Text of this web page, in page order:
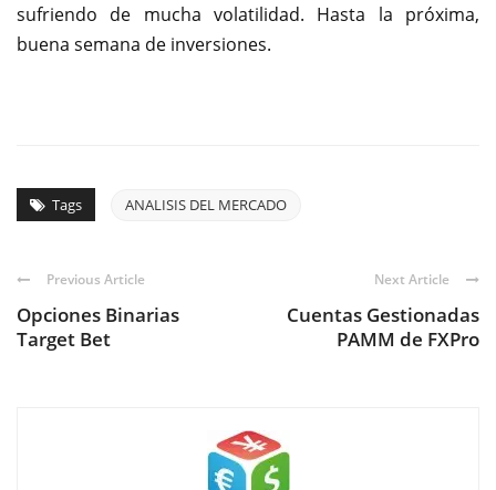
sufriendo de mucha volatilidad. Hasta la próxima,
buena semana de inversiones.
Tags ANALISIS DEL MERCADO
Previous Article
Opciones Binarias
Target Bet
Next Article
Cuentas Gestionadas
PAMM de FXPro